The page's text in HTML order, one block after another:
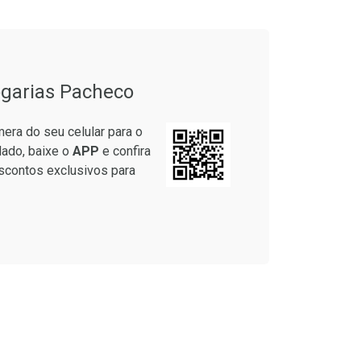
Pacheco
do seu celular para o
baixe o APP e confira
exclusivos para